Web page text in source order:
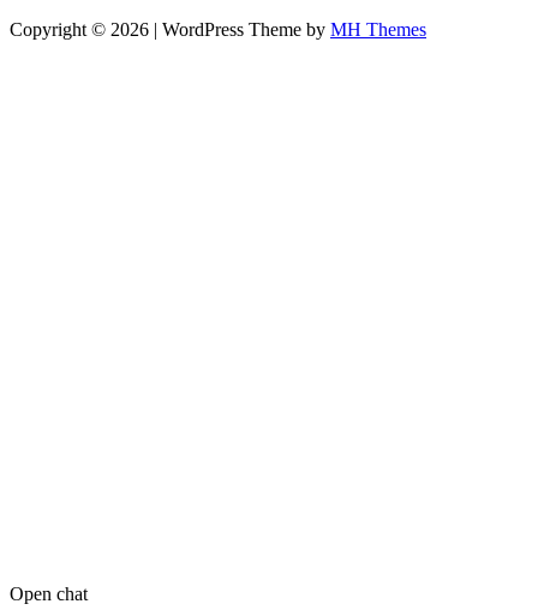
Copyright © 2026 | WordPress Theme by MH Themes
Open chat